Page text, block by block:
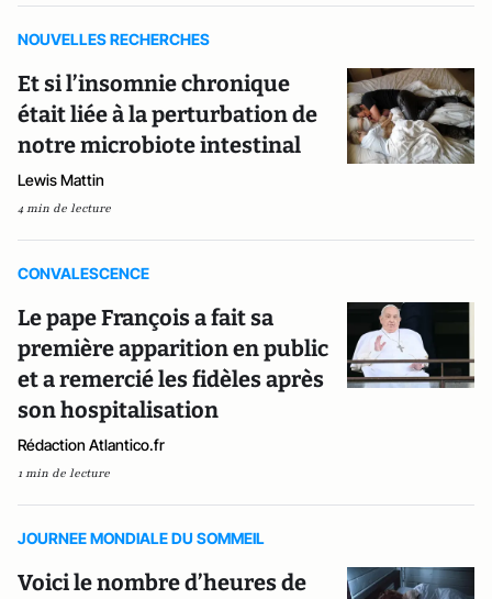
NOUVELLES RECHERCHES
Et si l’insomnie chronique
était liée à la perturbation de
notre microbiote intestinal
Lewis Mattin
4 min de lecture
CONVALESCENCE
Le pape François a fait sa
première apparition en public
et a remercié les fidèles après
son hospitalisation
Rédaction Atlantico.fr
1 min de lecture
JOURNEE MONDIALE DU SOMMEIL
Voici le nombre d’heures de